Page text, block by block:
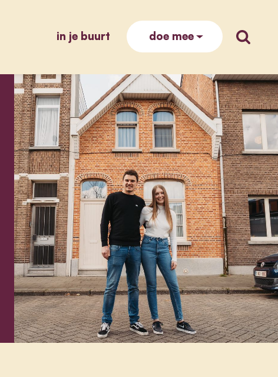
in je buurt doe mee zoek